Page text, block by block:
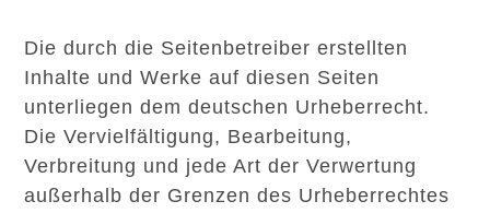
Die durch die Seitenbetreiber erstellten
Inhalte und Werke auf diesen Seiten
unterliegen dem deutschen Urheberrecht.
Die Vervielfältigung, Bearbeitung,
Verbreitung und jede Art der Verwertung
außerhalb der Grenzen des Urheberrechtes